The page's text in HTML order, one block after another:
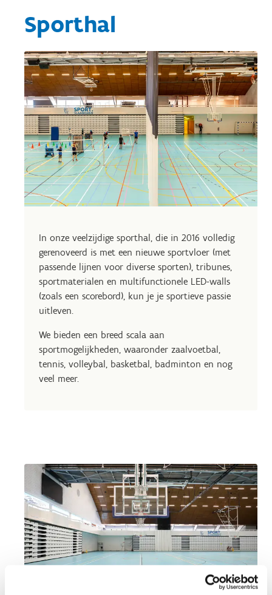
Sporthal
In onze veelzijdige sporthal, die in 2016 volledig
gerenoveerd is met een nieuwe sportvloer (met
passende lijnen voor diverse sporten), tribunes,
sportmaterialen en multifunctionele LED-walls
(zoals een scorebord), kun je je sportieve passie
uitleven.
We bieden een breed scala aan
sportmogelijkheden, waaronder zaalvoetbal,
tennis, volleybal, basketbal, badminton en nog
veel meer.